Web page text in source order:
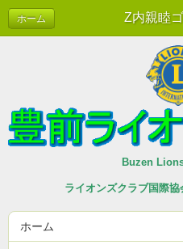
ホーム
Buzen
ライオンズクラブ国際
ホーム